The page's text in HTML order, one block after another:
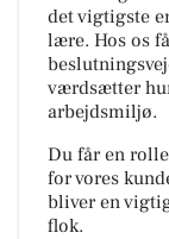
det vigtigste
lære. Hos os
værdsætter
arbejdsmiljø.
Du får en
for vores
bliver en
flok.